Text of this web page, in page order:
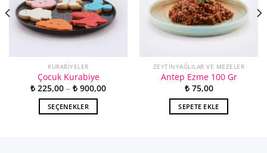
KURABIYELER
Çocuk Kurabiye
₺ 225,00 – ₺ 900,00Fiyat
SEÇENEKLER
ZEYTINYAĞLILAR VE MEZELER
Antep Ezme 100 Gr
₺75,00
SEPETE EKLE